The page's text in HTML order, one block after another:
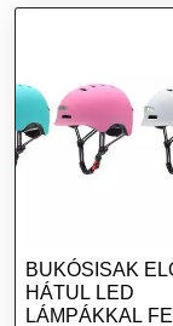
BUKÓSISAK
HÁTUL LED
LÁMPÁKKAL